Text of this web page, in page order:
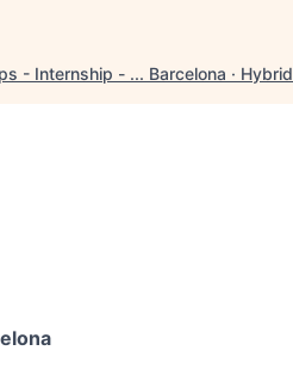
- Internship - ... Barcelona · Hybrid